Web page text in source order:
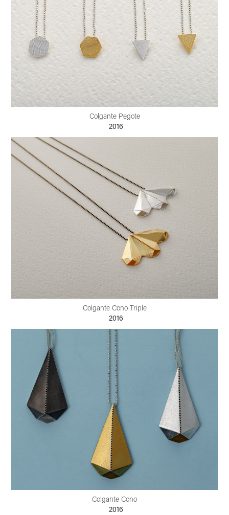
Colgante Pegote
2016
Colgante Cono Triple
2016
Colgante Cono
2016